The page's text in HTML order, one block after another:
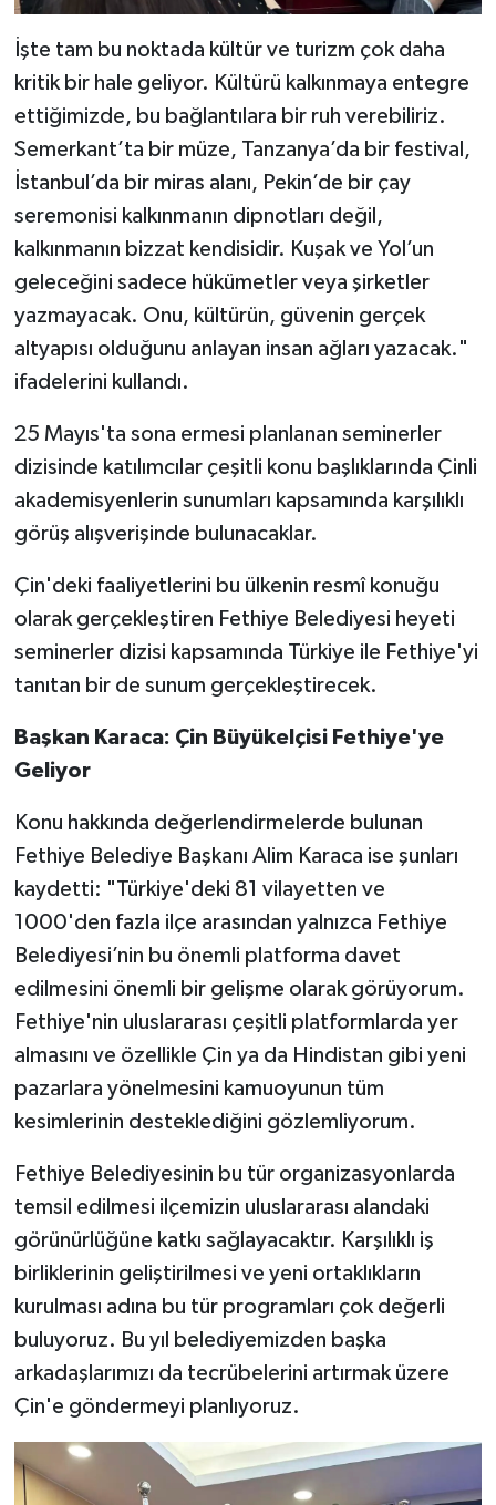
İşte tam bu noktada kültür ve turizm çok daha
kritik bir hale geliyor. Kültürü kalkınmaya entegre
ettiğimizde, bu bağlantılara bir ruh verebiliriz.
Semerkant’ta bir müze, Tanzanya’da bir festival,
İstanbul’da bir miras alanı, Pekin’de bir çay
seremonisi kalkınmanın dipnotları değil,
kalkınmanın bizzat kendisidir. Kuşak ve Yol’un
geleceğini sadece hükümetler veya şirketler
yazmayacak. Onu, kültürün, güvenin gerçek
altyapısı olduğunu anlayan insan ağları yazacak."
ifadelerini kullandı.
25 Mayıs'ta sona ermesi planlanan seminerler
dizisinde katılımcılar çeşitli konu başlıklarında Çinli
akademisyenlerin sunumları kapsamında karşılıklı
görüş alışverişinde bulunacaklar.
Çin'deki faaliyetlerini bu ülkenin resmî konuğu
olarak gerçekleştiren Fethiye Belediyesi heyeti
seminerler dizisi kapsamında Türkiye ile Fethiye'yi
tanıtan bir de sunum gerçekleştirecek.
Başkan Karaca: Çin Büyükelçisi Fethiye'ye
Geliyor
Konu hakkında değerlendirmelerde bulunan
Fethiye Belediye Başkanı Alim Karaca ise şunları
kaydetti: "Türkiye'deki 81 vilayetten ve
1000'den fazla ilçe arasından yalnızca Fethiye
Belediyesi’nin bu önemli platforma davet
edilmesini önemli bir gelişme olarak görüyorum.
Fethiye'nin uluslararası çeşitli platformlarda yer
almasını ve özellikle Çin ya da Hindistan gibi yeni
pazarlara yönelmesini kamuoyunun tüm
kesimlerinin desteklediğini gözlemliyorum.
Fethiye Belediyesinin bu tür organizasyonlarda
temsil edilmesi ilçemizin uluslararası alandaki
görünürlüğüne katkı sağlayacaktır. Karşılıklı iş
birliklerinin geliştirilmesi ve yeni ortaklıkların
kurulması adına bu tür programları çok değerli
buluyoruz. Bu yıl belediyemizden başka
arkadaşlarımızı da tecrübelerini artırmak üzere
Çin'e göndermeyi planlıyoruz.